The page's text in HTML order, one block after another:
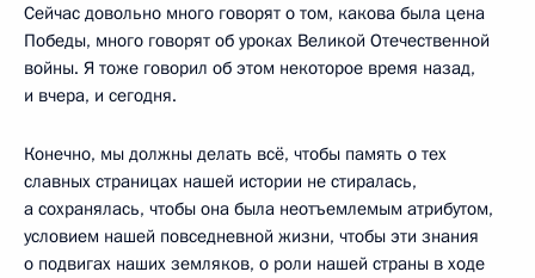
Сейчас довольно много говорят о том, какова была цена
Победы, много говорят об уроках Великой Отечественной
войны. Я тоже говорил об этом некоторое время назад,
и вчера, и сегодня.
Конечно, мы должны делать всё, чтобы память о тех
славных страницах нашей истории не стиралась,
а сохранялась, чтобы она была неотъемлемым атрибутом,
условием нашей повседневной жизни, чтобы эти знания
о подвигах наших земляков, о роли нашей страны в ходе